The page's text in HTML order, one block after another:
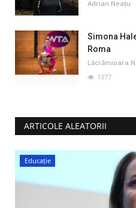
Adrian Neațu
Simona
Roma
Lăcrămioara
1977
ARTICOLE ALEATORII
Educație